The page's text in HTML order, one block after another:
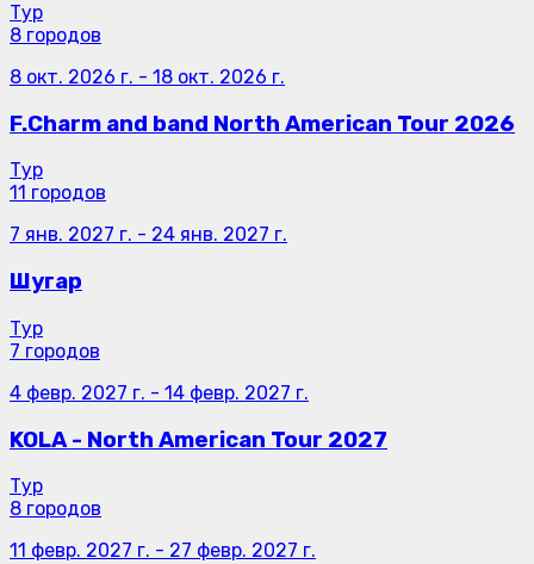
Тур
8 городов
8 окт. 2026 г. - 18 окт. 2026 г.
F.Charm and band North American Tour 2026
Тур
11 городов
7 янв. 2027 г. - 24 янв. 2027 г.
Шугар
Тур
7 городов
4 февр. 2027 г. - 14 февр. 2027 г.
KOLA - North American Tour 2027
Тур
8 городов
11 февр. 2027 г. - 27 февр. 2027 г.